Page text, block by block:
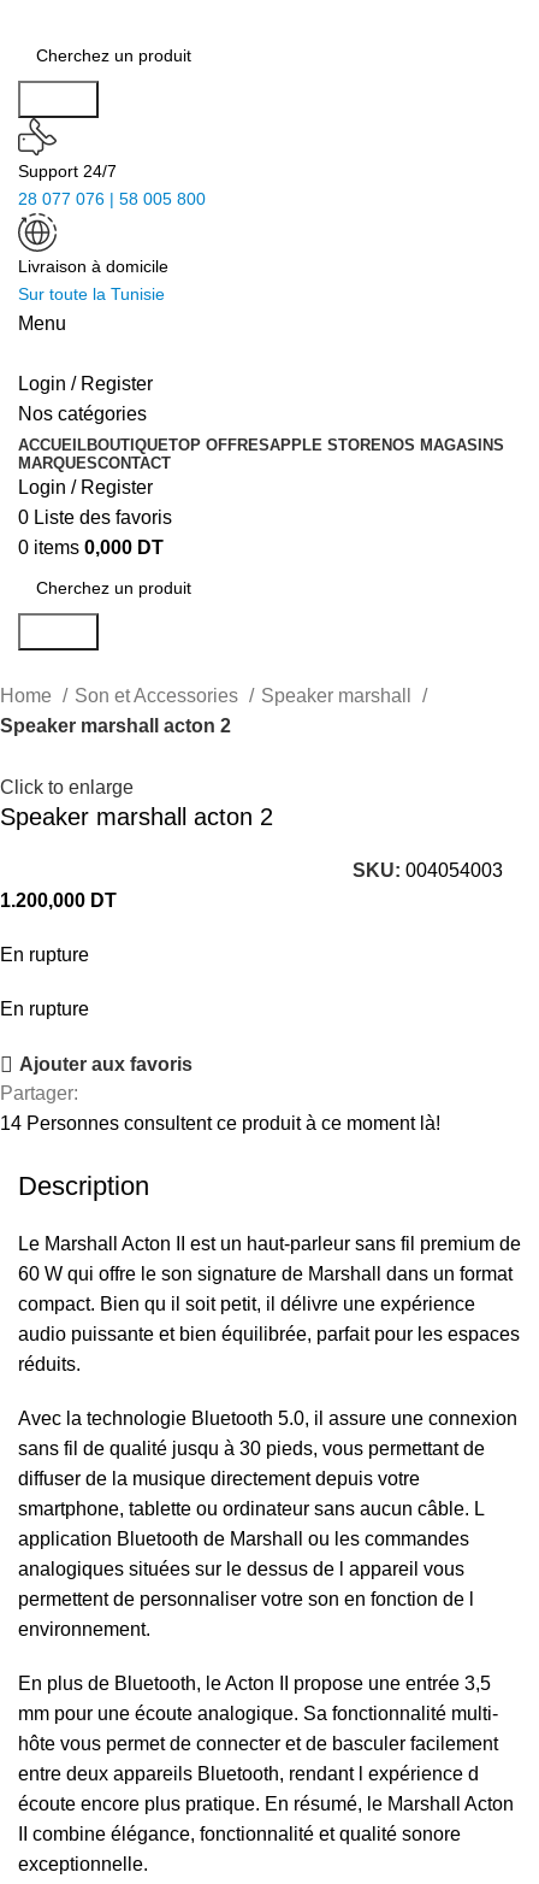
Support 24/7
28 077 076 | 58 005 800
Livraison à domicile
Sur toute la Tunisie
Menu
Login / Register
Nos catégories
ACCUEILBOUTIQUETOP OFFRESAPPLE STORENOS MAGASINS
MARQUESCONTACT
Login / Register
0 Liste des favoris
0 items 0,000 DT
Home Son et Accessories
Speaker marshall
Speaker marshall acton 2
Click to enlarge
Speaker marshall acton 2
SKU:004054003
1.200,000 DT
En rupture
En rupture
Ajouter aux favoris
Partager:
14 Personnes consultent ce produit à ce moment là!
Description
Le Marshall Acton II est un haut-parleur sans fil premium de
60 W qui offre le son signature de Marshall dans un format
compact. Bien qu il soit petit, il délivre une expérience
audio puissante et bien équilibrée, parfait pour les espaces
réduits.
Avec la technologie Bluetooth 5.0, il assure une connexion
sans fil de qualité jusqu à 30 pieds, vous permettant de
diffuser de la musique directement depuis votre
smartphone, tablette ou ordinateur sans aucun câble. L
application Bluetooth de Marshall ou les commandes
analogiques situées sur le dessus de l appareil vous
permettent de personnaliser votre son en fonction de l
environnement.
En plus de Bluetooth, le Acton II propose une entrée 3,5
mm pour une écoute analogique. Sa fonctionnalité multi-
hôte vous permet de connecter et de basculer facilement
entre deux appareils Bluetooth, rendant l expérience d
écoute encore plus pratique. En résumé, le Marshall Acton
II combine élégance, fonctionnalité et qualité sonore
exceptionnelle.